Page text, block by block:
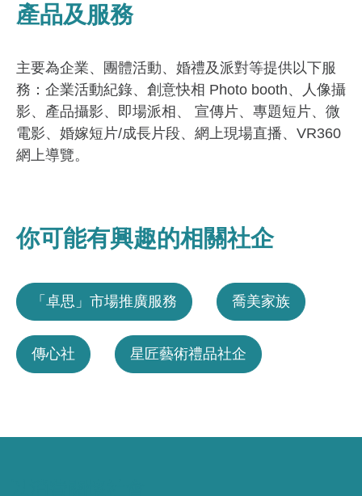
產品及服務
主要為企業、團體活動、婚禮及派對等提供以下服
務：企業活動紀錄、創意快相 Photo booth、人像攝
影、產品攝影、即場派相、 宣傳片、專題短片、微
電影、婚嫁短片/成長片段、網上現場直播、VR360
網上導覽。
你可能有興趣的相關社企
「卓思」市場推廣服務 喬美家族
傳心社 星匠藝術禮品社企